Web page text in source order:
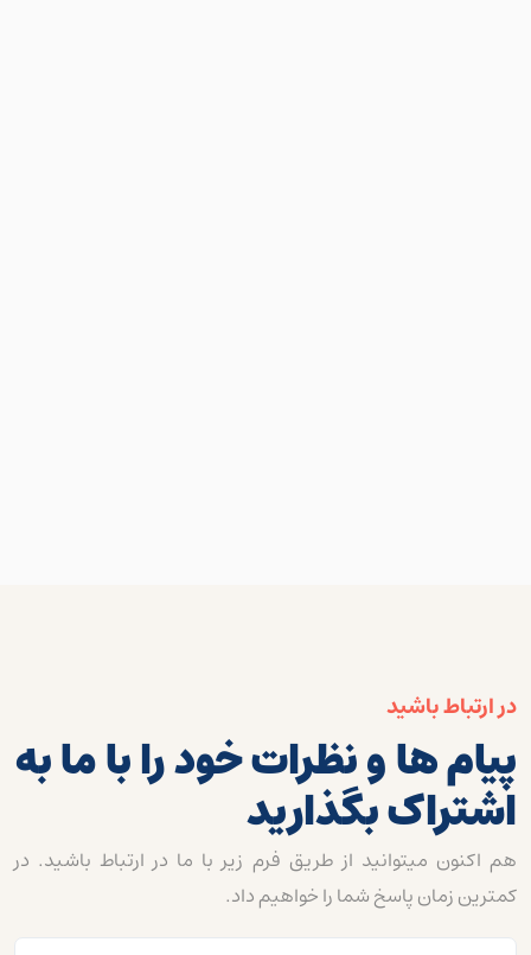
در ارتباط باشید
پیام ها و نظرات خود را با ما به
اشتراک بگذارید
هم اکنون میتوانید از طریق فرم زیر با ما در ارتباط باشید. در
کمترین زمان پاسخ شما را خواهیم داد.